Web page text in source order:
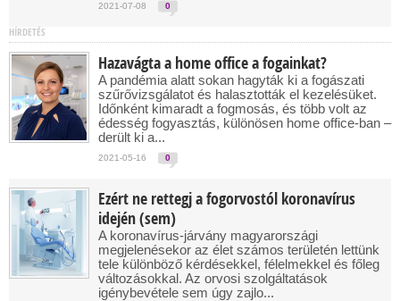
2021-07-08 0
HÍRDETÉS
Hazavágta a home office a fogainkat?
A pandémia alatt sokan hagyták ki a fogászati
szűrővizsgálatot és halasztották el kezelésüket.
Időnként kimaradt a fogmosás, és több volt az
édesség fogyasztás, különösen home office-ban –
derült ki a...
2021-05-16 0
Ezért ne rettegj a fogorvostól koronavírus
idején (sem)
A koronavírus-járvány magyarországi
megjelenésekor az élet számos területén lettünk
tele különböző kérdésekkel, félelmekkel és főleg
változásokkal. Az orvosi szolgáltatások
igénybevétele sem úgy zajlo...